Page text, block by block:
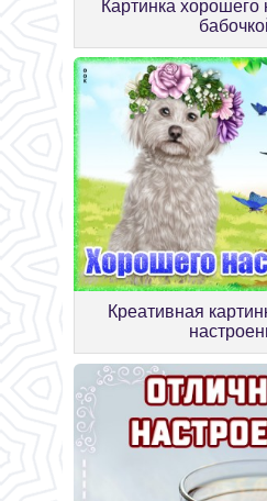
Картинка хорошего
Креативная